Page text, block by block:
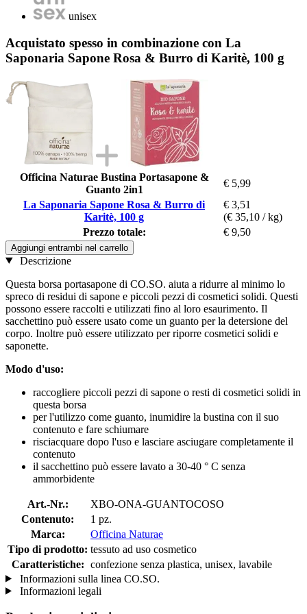
unisex
Acquistato spesso in combinazione con La
Saponaria Sapone Rosa & Burro di Karitè, 100 g
Officina Naturae Bustina Portasapone &
Guanto 2in1
€ 5,99
La Saponaria Sapone Rosa & Burro di
Karitè, 100 g
€ 3,51
(€ 35,10 / kg)
Prezzo totale:
€ 9,50
Aggiungi entrambi nel carrello
Descrizione
Questa borsa portasapone di CO.SO. aiuta a ridurre al minimo lo
spreco di residui di sapone e piccoli pezzi di cosmetici solidi. Questi
possono essere raccolti e utilizzati fino al loro esaurimento. Il
sacchettino può essere usato come un guanto per la detersione del
corpo. Inoltre può essere utilizzato per riporre cosmetici solidi e
saponette.
Modo d'uso:
raccogliere piccoli pezzi di sapone o resti di cosmetici solidi in
questa borsa
per l'utilizzo come guanto, inumidire la bustina con il suo
contenuto e fare schiumare
risciacquare dopo l'uso e lasciare asciugare completamente il
contenuto
il sacchettino può essere lavato a 30-40 ° C senza
ammorbidente
Art.-Nr.:
XBO-ONA-GUANTOCOSO
Contenuto:
1 pz.
Marca:
Officina Naturae
Tipo di prodotto: tessuto ad uso cosmetico
Caratteristiche: confezione senza plastica, unisex, lavabile
Informazioni sulla linea CO.SO.
Informazioni legali